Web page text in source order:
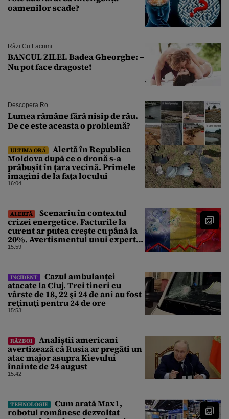
oamenilor scade?
Râzi Cu Lacrimi
BANCUL ZILEI. Badea Gheorghe: –
Nu pot face dragoste!
Descopera.ro
Lumea rămâne fără nisip de râu.
De ce este aceasta o problemă?
ULTIMA ORĂ
Alertă în Republica
Moldova după ce o dronă s-a
prăbușit în țara vecină. Primele
imagini de la fața locului
16:04
ALERTĂ
Scenariu în contextul
crizei energetice. Facturile la
curent ar putea crește cu până la
20%. Avertismentul unui expert
în energie
15:59
INCIDENT
Cazul ambulanței
atacate la Cluj. Trei tineri cu
vârste de 18, 22 şi 24 de ani au fost
reţinuţi pentru 24 de ore
15:53
RĂZBOI
Analiștii americani
avertizează că Rusia ar pregăti un
atac major asupra Kievului
înainte de 24 august
15:42
TEHNOLOGIE
Cum arată Max1,
robotul românesc dezvoltat